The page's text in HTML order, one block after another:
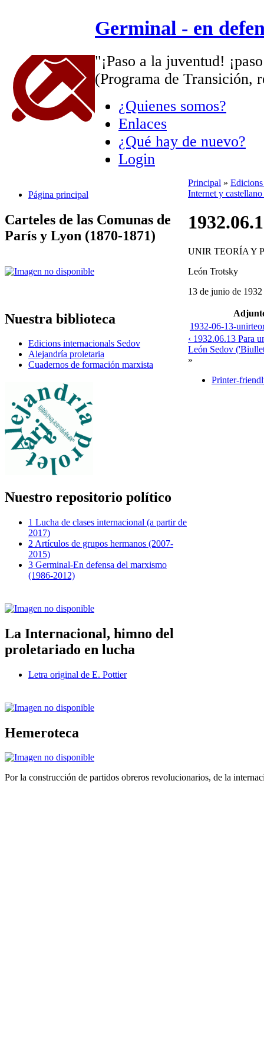
Germinal - en
"¡Paso a la juventud!
(Programa de Transición,
¿Quienes somos?
Enlaces
¿Qué hay de nuevo?
Login
Página principal
Carteles de las Comunas de
París y Lyon (1870-1871)
Nuestra biblioteca
Edicions internacionals Sedov
Alejandría proletaria
Cuadernos de formación marxista
Nuestro repositorio político
1 Lucha de clases internacional (a partir de
2017)
2 Artículos de grupos hermanos (2007-
2015)
3 Germinal-En defensa del marxismo
(1986-2012)
La Internacional, himno del
proletariado en lucha
Letra original de E. Pottier
Hemeroteca
Principal »
Internet y
UNIR TEORÍA Y
León Trotsky
13 de junio de 1932
1932-06-13-
‹ 1932.06.13 Para
León Sedov
»
Printer-
Por la construcción de partidos obreros revolucionarios, de la